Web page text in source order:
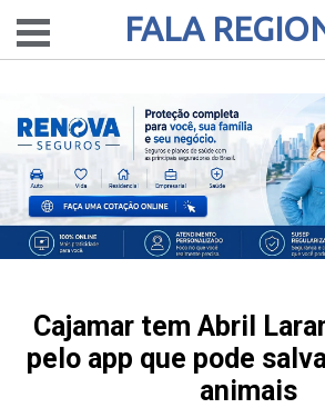
FALA
Cajamar tem Abril
pelo app que pode
animais